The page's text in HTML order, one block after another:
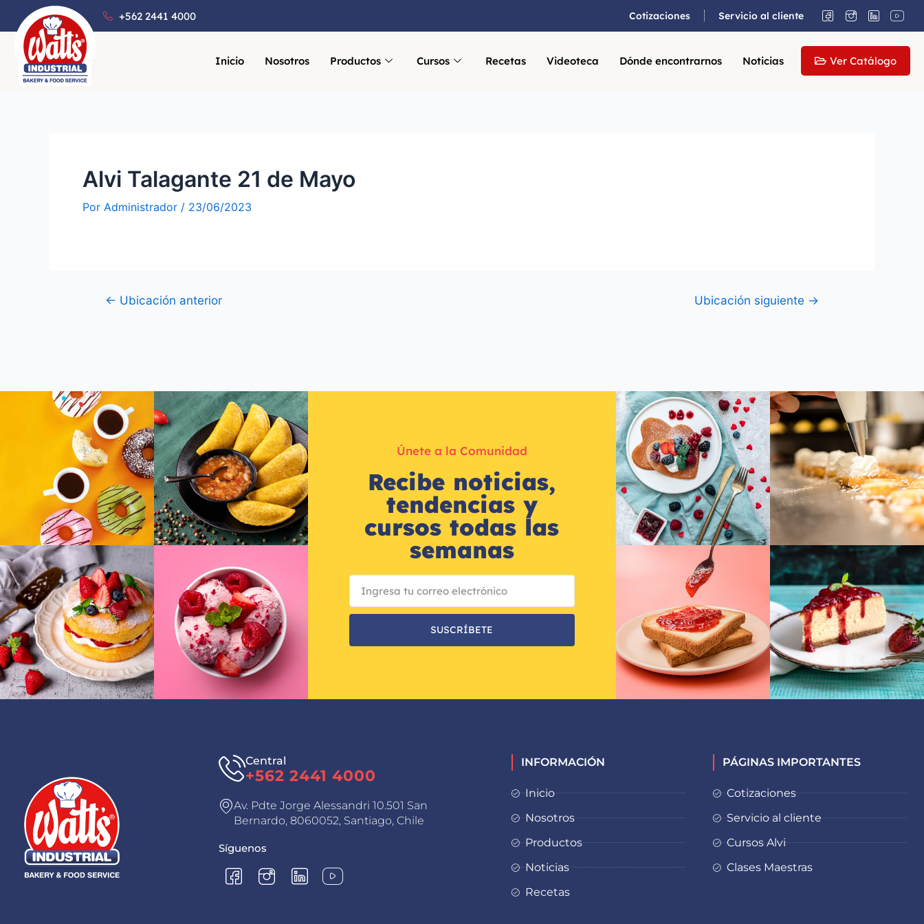
+562 2441 4000 Cotizaciones Servicio al cliente
Inicio Nosotros Productos Cursos Recetas Videoteca Dónde encontrarnos Noticias Ver Catálogo
Alvi Talagante 21 de Mayo
Por Administrador / 23/06/2023
← Ubicación anterior Ubicación siguiente →
Únete a la Comunidad
Recibe noticias,
tendencias y
cursos todas las
semanas
SUSCRÍBETE
Central
+562 2441 4000
Av. Pdte Jorge Alessandri 10.501 San
Bernardo, 8060052, Santiago, Chile
Síguenos
INFORMACIÓN
Inicio
Nosotros
Productos
Noticias
Recetas
PÁGINAS IMPORTANTES
Cotizaciones
Servicio al cliente
Cursos Alvi
Clases Maestras